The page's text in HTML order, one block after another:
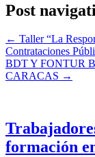
Post
← Taller “La
Contrataciones
BDT Y FONTUR
CARACAS →
formación